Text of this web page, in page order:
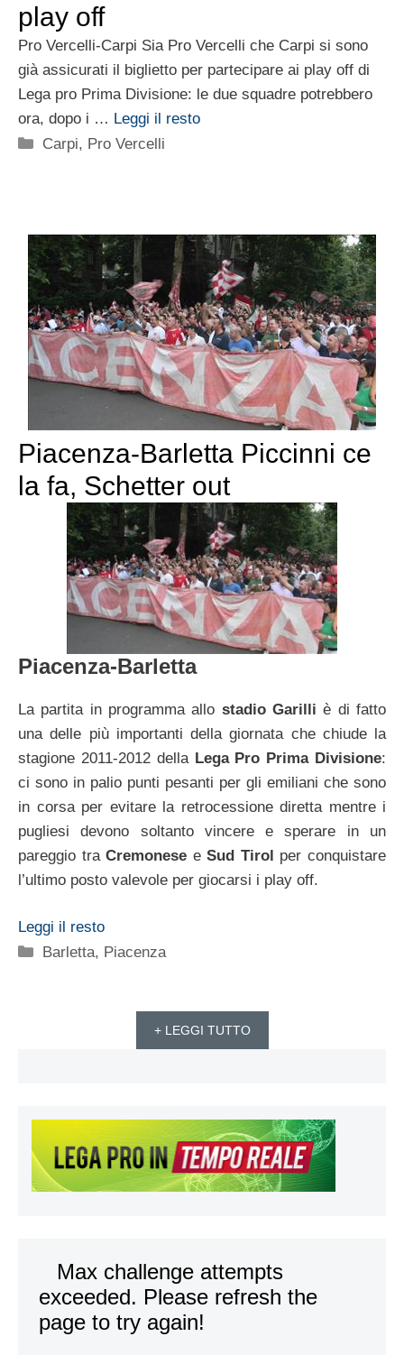
play off
Pro Vercelli-Carpi Sia Pro Vercelli che Carpi si sono
già assicurati il biglietto per partecipare ai play off di
Lega pro Prima Divisione: le due squadre potrebbero
ora, dopo i … Leggi il resto
Categorie
Carpi, Pro Vercelli
Piacenza-Barletta Piccinni ce
la fa, Schetter out
Piacenza-Barletta
La partita in programma allo stadio Garilli è di fatto
una delle più importanti della giornata che chiude la
stagione 2011-2012 dellaLega Pro Prima Divisione:
ci sono in palio punti pesanti per gli emiliani che sono
in corsa per evitare la retrocessione diretta mentre i
pugliesi devono soltanto vincere e sperare in un
pareggio traCremonese eSud Tirol per conquistare
l’ultimo posto valevole per giocarsi i play off.
Leggi il resto
Categorie
Barletta, Piacenza
+ LEGGI TUTTO